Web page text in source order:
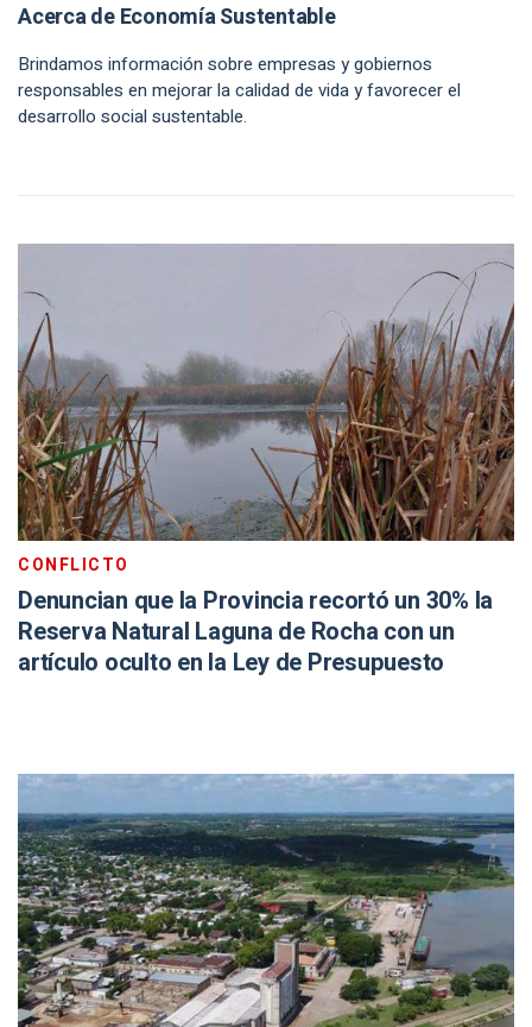
Acerca de Economía Sustentable
Brindamos información sobre empresas y gobiernos
responsables en mejorar la calidad de vida y favorecer el
desarrollo social sustentable.
CONFLICTO
Denuncian que la Provincia recortó un 30% la
Reserva Natural Laguna de Rocha con un
artículo oculto en la Ley de Presupuesto